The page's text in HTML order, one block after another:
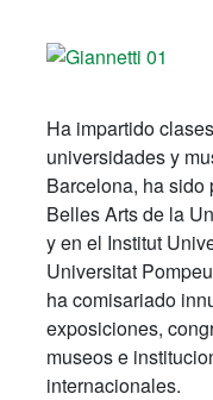
Ha impartido
universidades y
Barcelona, ha sido
Belles Arts de la
y en el Institut
Universitat
ha comisariado
exposiciones,
museos e
internacionales.